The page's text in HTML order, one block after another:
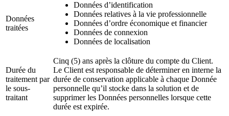
Données
traitées
Données d’identification
Données relatives à la vie professionnelle
Données d’ordre économique et financier
Données de connexion
Données de localisation
Durée du
traitement par
le sous-
traitant
Cinq (5) ans après la clôture du compte du Client.
Le Client est responsable de déterminer en interne la
durée de conservation applicable à chaque Donnée
personnelle qu’il stocke dans la solution et de
supprimer les Données personnelles lorsque cette
durée est expirée.